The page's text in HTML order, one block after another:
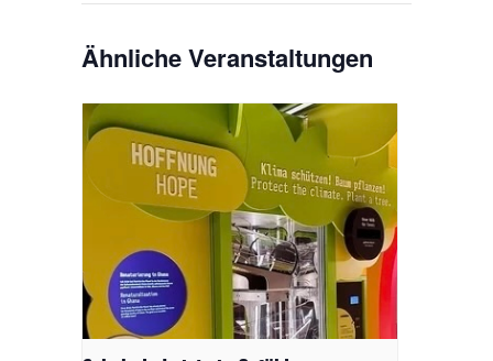
Ähnliche Veranstaltungen